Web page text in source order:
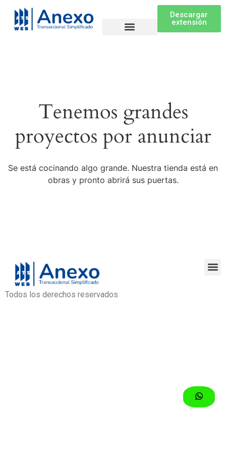
Descargar
extensión
Tenemos grandes
proyectos por anunciar
Se está cocinando algo grande. Nuestra tienda está en
obras y pronto abrirá sus puertas.
Todos los derechos reservados